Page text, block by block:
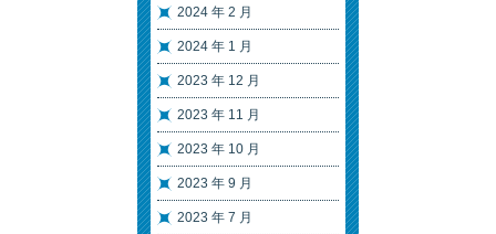
2024 年 2 月
2024 年 1 月
2023 年 12 月
2023 年 11 月
2023 年 10 月
2023 年 9 月
2023 年 7 月